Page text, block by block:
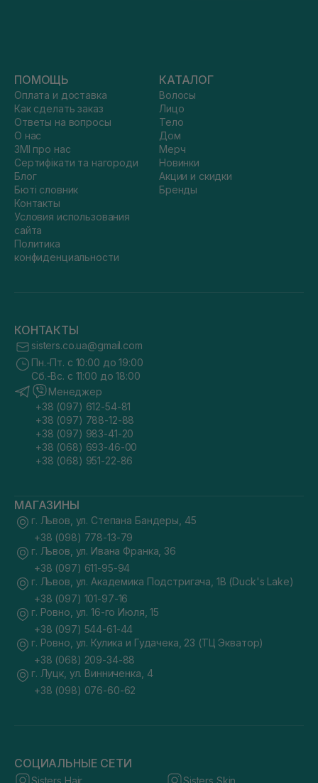
ПОМОЩЬ
Оплата и доставка
Как сделать заказ
Ответы на вопросы
О нас
ЗМІ про нас
Сертифікати та нагороди
Блог
Бюті словник
Контакты
Условия использования
сайта
Политика
конфиденциальности
КАТАЛОГ
Волосы
Лицо
Тело
Дом
Мерч
Новинки
Акции и скидки
Бренды
КОНТАКТЫ
sisters.co.ua@gmail.com
Пн.-Пт. с 10:00 до 19:00
Сб.-Вс. с 11:00 до 18:00
Менеджер
+38 (097) 612-54-81
+38 (097) 788-12-88
+38 (097) 983-41-20
+38 (068) 693-46-00
+38 (068) 951-22-86
МАГАЗИНЫ
г. Львов, ул. Степана Бандеры, 45
+38 (098) 778-13-79
г. Львов, ул. Ивана Франка, 36
+38 (097) 611-95-94
г. Львов, ул. Академика Подстригача, 1В (Duck's Lake)
+38 (097) 101-97-16
г. Ровно, ул. 16-го Июля, 15
+38 (097) 544-61-44
г. Ровно, ул. Кулика и Гудачека, 23 (ТЦ Экватор)
+38 (068) 209-34-88
г. Луцк, ул. Винниченка, 4
+38 (098) 076-60-62
СОЦИАЛЬНЫЕ СЕТИ
Sisters Hair Sisters Skin